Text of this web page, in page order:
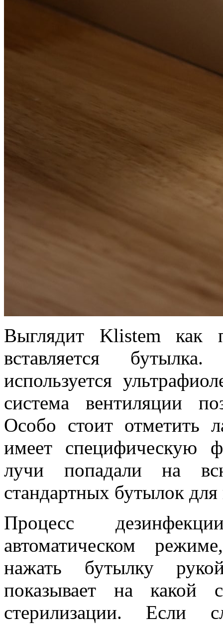
Выглядит Klistem как
вставляется
используется
система вентиляции
Особо стоит отметить
имеет специфическую
лучи попадали на
стандартных бутылок
Процесс
автоматическом
нажать бутылку
показывает на какой
стерилизации. Если